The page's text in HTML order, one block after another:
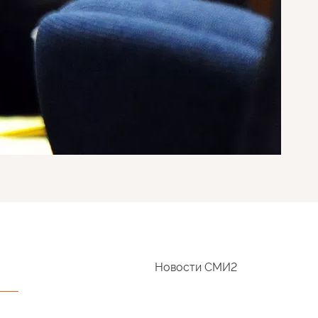
Новости СМИ2